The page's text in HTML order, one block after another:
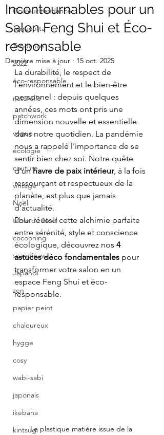
Couleur tendance
Terracotta
Tendance
2022
éco-responsable
naturelle
patchwork
vogue
écologie
couture
vintage
Noël
table de Noël
cocooning
scandinave
Japandi
zen
papier peint
chaleureux
hygge
cosy
wabi-sabi
japonais
ikebana
kintsugi
Incontournables pour un
Salon Feng Shui et Éco-
responsable
Dernière mise à jour : 15 oct. 2025
La durabilité, le respect de
l'environnement et le bien-être
personnel : depuis quelques
années, ces mots ont pris une
dimension nouvelle et essentielle
dans notre quotidien. La pandémie
nous a rappelé l'importance de se
sentir bien chez soi. Notre quête
d'un havre de paix intérieur, à la fois
ressourçant et respectueux de la
planète, est plus que jamais
d'actualité.
Pour réussir cette alchimie parfaite
entre sérénité, style et conscience
écologique, découvrez nos 4
astuces déco fondamentales pour
transformer votre salon en un
espace Feng Shui et éco-
responsable.
Le plastique matière issue de la